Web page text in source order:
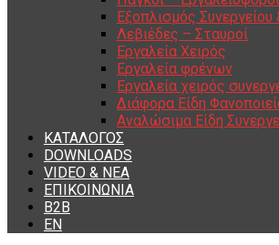
Εξοπλισμός
Λεβιέδες – Σταυροί
Εργαλεία Χειρός
Εργαλεία φρένων
Εργαλεία χειρός
Διάφορα Είδη
Αναλώσιμα Είδη
ΚΑΤΑΛΟΓΟΣ
DOWNLOADS
VIDEO & ΝΕΑ
ΕΠΙΚΟΙΝΩΝΙΑ
B2B
ΕΝ